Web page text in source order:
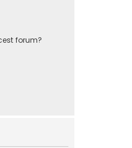
forum?